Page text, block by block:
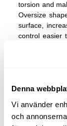
Denna
Vi använder
och
torsion and
Oversize
surface,
control easier
and
ball output,
beginner
we are
better grip on